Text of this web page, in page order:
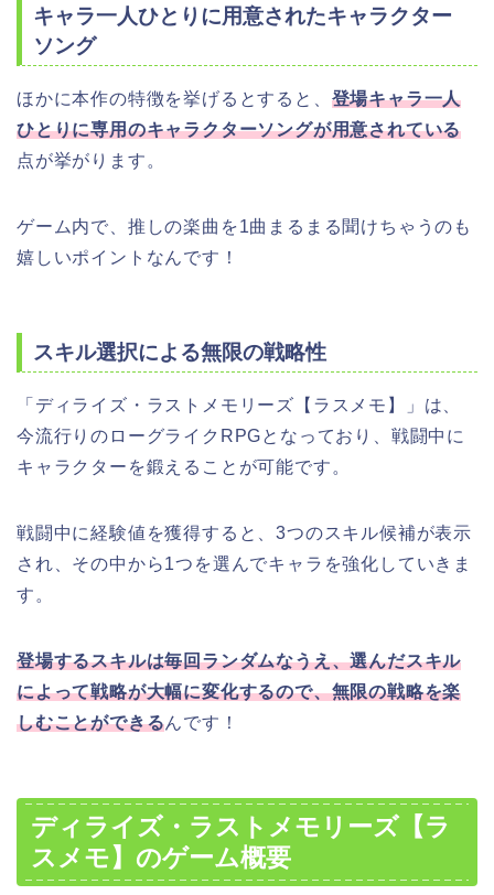
キャラ一人ひとりに用意されたキャラクター
ソング
ほかに本作の特徴を挙げるとすると、 登場キャラ一人
ひとりに専用のキャラクターソングが用意されている
点が挙がります。
ゲーム内で、推しの楽曲を1曲まるまる聞けちゃうのも
嬉しいポイントなんです！
スキル選択による無限の戦略性
「ディライズ・ラストメモリーズ【ラスメモ】」は、
今流行りのローグライクRPGとなっており、戦闘中に
キャラクターを鍛えることが可能です。
戦闘中に経験値を獲得すると、3つのスキル候補が表示
され、その中から1つを選んでキャラを強化していきま
す。
登場するスキルは毎回ランダムなうえ、選んだスキル
によって戦略が大幅に変化するので、無限の戦略を楽
しむことができるんです！
ディライズ・ラストメモリーズ【ラ
スメモ】のゲーム概要